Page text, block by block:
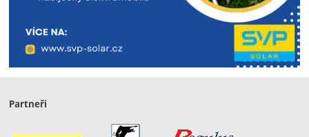
Partneři